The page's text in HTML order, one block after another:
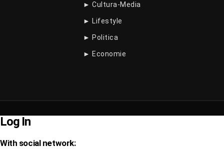
► Cultura-Media
► Lifestyle
► Politica
► Economie
Log In
With social network: